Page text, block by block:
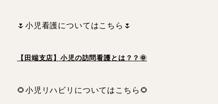
🌷小児看護についてはこちら🌷
【田端支店】小児の訪問看護とは？？🌞
🌻小児リハビリについてはこちら🌻